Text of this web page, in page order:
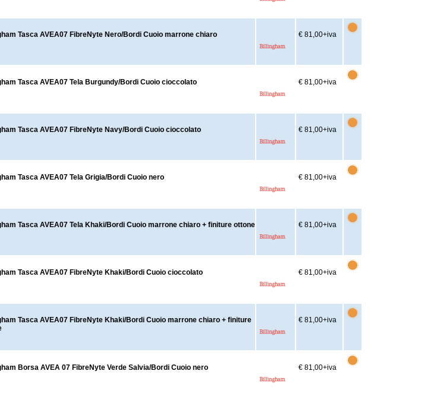
Tasca AVEA07 FibreNyte Nero/Bordi Cuoio marrone chiaro € 81,00+iva
Tasca AVEA07 Tela Burgundy/Bordi Cuoio cioccolato € 81,00+iva
Tasca AVEA07 FibreNyte Navy/Bordi Cuoio cioccolato € 81,00+iva
Tasca AVEA07 Tela Grigia/Bordi Cuoio nero € 81,00+iva
Tasca AVEA07 Tela Khaki/Bordi Cuoio marrone chiaro + finiture ottone € 81,00+iva
Tasca AVEA07 FibreNyte Khaki/Bordi Cuoio cioccolato € 81,00+iva
Tasca AVEA07 FibreNyte Khaki/Bordi Cuoio marrone chiaro + finiture
€ 81,00+iva
Borsa AVEA 07 FibreNyte Verde Salvia/Bordi Cuoio nero € 81,00+iva